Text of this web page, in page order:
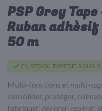
Passer
au
début
de
la
d’images
PSP Grey
Ruban
50 m
EN STOCK. ÉXPÉDIÉ SOUS 3
Multi-fonctions et multi-
consolider, protéger,
fabriquer, décorer, repérer,